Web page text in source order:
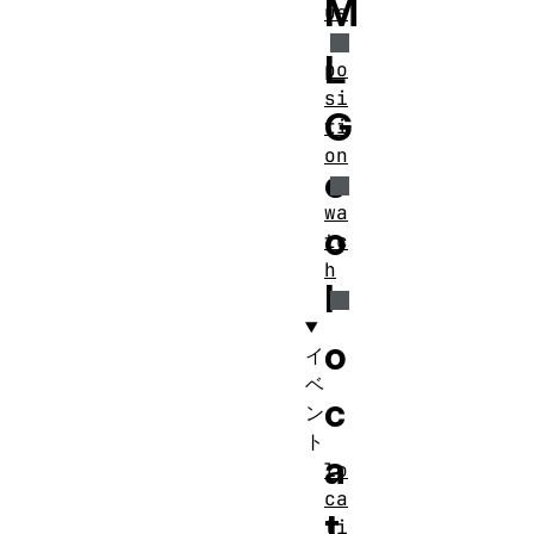
M
L
G
e
o
l
o
c
a
us
po
si
ti
on
wa
tc
h
イ
ベ
ン
ト
lo
ca
ti